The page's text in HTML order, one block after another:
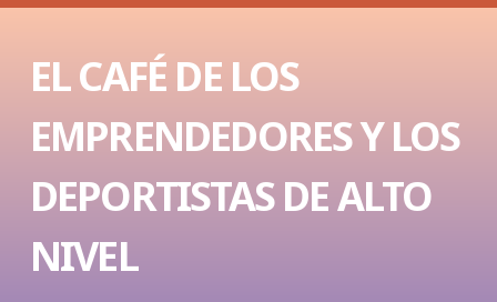
EL CAFÉ DE LOS
EMPRENDEDORES Y LOS
DEPORTISTAS DE ALTO
NIVEL